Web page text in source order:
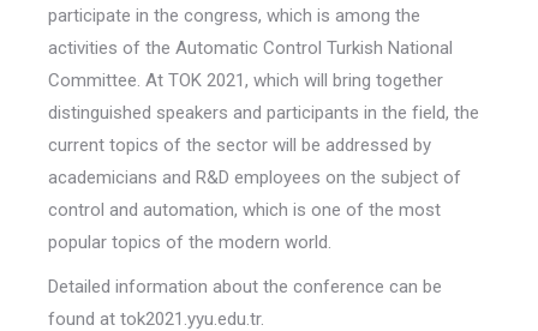
participate in the congress, which is among the
activities of the Automatic Control Turkish National
Committee. At TOK 2021, which will bring together
distinguished speakers and participants in the field, the
current topics of the sector will be addressed by
academicians and R&D employees on the subject of
control and automation, which is one of the most
popular topics of the modern world.
Detailed information about the conference can be
found at tok2021.yyu.edu.tr.